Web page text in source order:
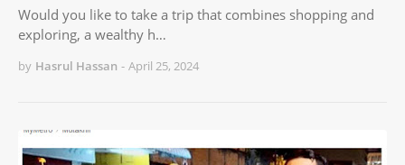
Would you like to take a trip that combines shopping and
exploring, a wealthy h…
by Hasrul Hassan - April 25, 2024